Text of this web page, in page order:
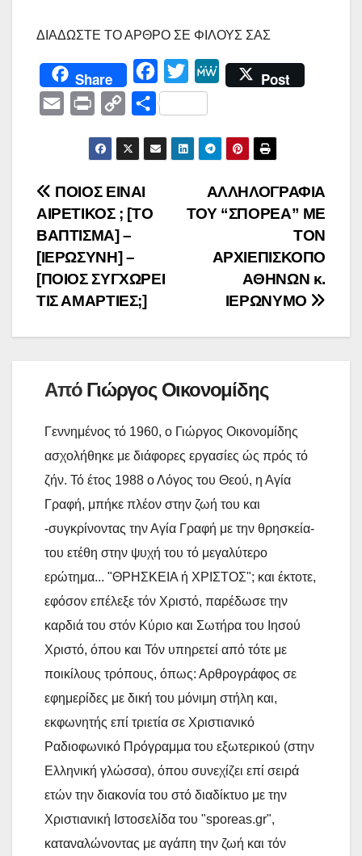
ΔΙΑΔΩΣΤΕ ΤΟ ΑΡΘΡΟ ΣΕ ΦΙΛΟΥΣ ΣΑΣ
Share
a
c
e
w
i
r
M
e
Post
l
i
t
p
L
i
k
Μ
ι
ε
Πλοήγηση
άρθρων
ΑΛΛΗΛΟΓΡΑΦΙΑ
ΤΟΥ “ΣΠΟΡΕΑ” ΜΕ
ΤΟΝ
ΑΡΧΙΕΠΙΣΚΟΠΟ
ΑΘΗΝΩΝ κ.
ΙΕΡΩΝΥΜΟ
ΠΟΙΟΣ ΕΙΝΑΙ
ΑΙΡΕΤΙΚΟΣ ; [ΤΟ
ΒΑΠΤΙΣΜΑ] –
[ΙΕΡΩΣΥΝΗ] –
[ΠΟΙΟΣ ΣΥΓΧΩΡΕΙ
ΤΙΣ ΑΜΑΡΤΙΕΣ;]
Από Γιώργος Οικονομίδης
Γεννημένος τό 1960, ο Γιώργος Οικονομίδης
ασχολήθηκε με διάφορες εργασίες ώς πρός τό
ζήν. Τό έτος 1988 ο Λόγος του Θεού, η Αγία
Γραφή, μπήκε πλέον στην ζωή του και
-συγκρίνοντας την Αγία Γραφή με την θρησκεία-
του ετέθη στην ψυχή του τό μεγαλύτερο
ερώτημα... "ΘΡΗΣΚΕΙΑ ή ΧΡΙΣΤΟΣ"; και έκτοτε,
εφόσον επέλεξε τόν Χριστό, παρέδωσε την
καρδιά του στόν Κύριο και Σωτήρα του Ιησού
Χριστό, όπου και Τόν υπηρετεί από τότε με
ποικίλους τρόπους, όπως: Αρθρογράφος σε
εφημερίδες με δική του μόνιμη στήλη και,
εκφωνητής επί τριετία σε Χριστιανικό
Ραδιοφωνικό Πρόγραμμα του εξωτερικού (στην
Ελληνική γλώσσα), όπου συνεχίζει επί σειρά
ετών την διακονία του στό διαδίκτυο με την
Χριστιανική Ιστοσελίδα του "sporeas.gr",
καταναλώνοντας με αγάπη την ζωή και τόν